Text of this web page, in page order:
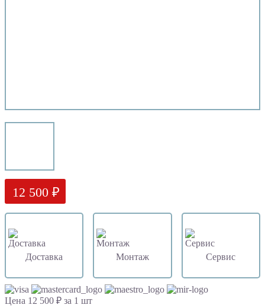
12 500 ₽
Доставка Монтаж Сервис
Цена 12 500 ₽ за 1 шт